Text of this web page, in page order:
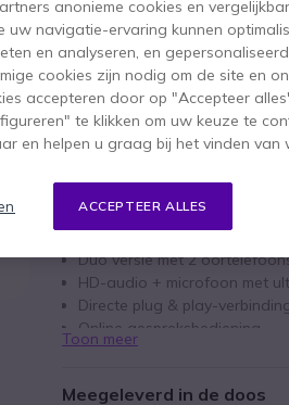
Meer dan100 producten
100+ producten in
2 jaarFabrieksgarantie
Belangrijkste kenmerken
USB koptelefoon voor PC/Mac
Duo versie met 2
HD-audio + microfoon met
Directe plug & play-
Online gespreksbediening
Kabellengte: 2m
Toon meer
Meegeleverd in de doos
anonieme cookies en
navigatie-ervaring kunnen
en analyseren, en
cookies zijn nodig om de site en
accepteren door op "Accepteer
te klikken om uw keuze te
en helpen u graag bij het vinden van
ACCEPTEER ALLES